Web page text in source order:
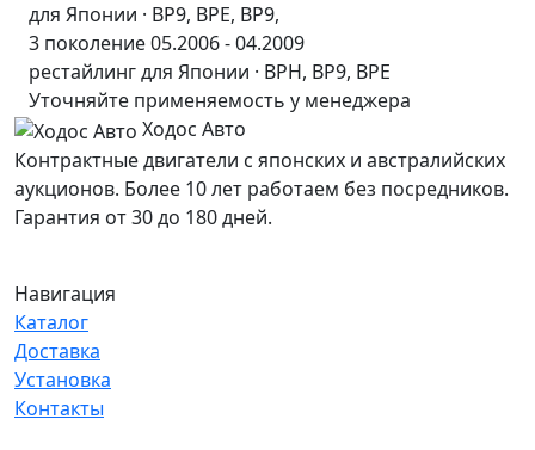
для Японии · BP9, BPE, BP9,
3 поколение 05.2006 - 04.2009
рестайлинг для Японии · BPH, BP9, BPE
Уточняйте применяемость у менеджера
Ходос Авто
Контрактные двигатели с японских и австралийских
аукционов. Более 10 лет работаем без посредников.
Гарантия от 30 до 180 дней.
Навигация
Каталог
Доставка
Установка
Контакты